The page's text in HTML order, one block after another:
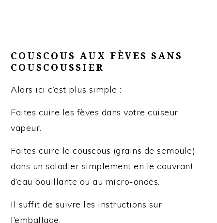
COUSCOUS AUX FÈVES SANS
COUSCOUSSIER
Alors ici c’est plus simple :
Faites cuire les fèves dans votre cuiseur
vapeur.
Faites cuire le couscous (grains de semoule)
dans un saladier simplement en le couvrant
d’eau bouillante ou au micro-ondes.
Il suffit de suivre les instructions sur
l’emballage.